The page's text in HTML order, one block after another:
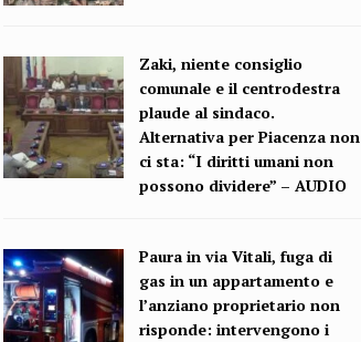
Zaki, niente consiglio
comunale e il centrodestra
plaude al sindaco.
Alternativa per Piacenza non
ci sta: “I diritti umani non
possono dividere” – AUDIO
Paura in via Vitali, fuga di
gas in un appartamento e
l’anziano proprietario non
risponde: intervengono i